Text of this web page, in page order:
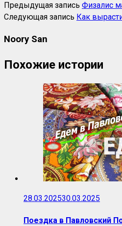
Предыдущая запись Физалис
Следующая запись Как
Noory San
Похожие истории
28.03.202530.03.2025
Поездка в Павловский